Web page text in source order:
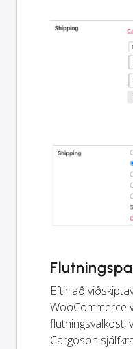
Eftir að
WooCommerce
flutningsvalkost,
Cargoson